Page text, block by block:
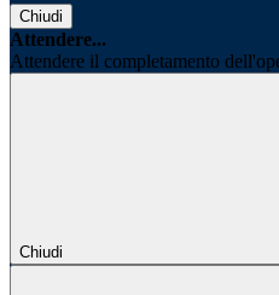
Chiudi
Attendere...
Attendere il completamento
Chiudi